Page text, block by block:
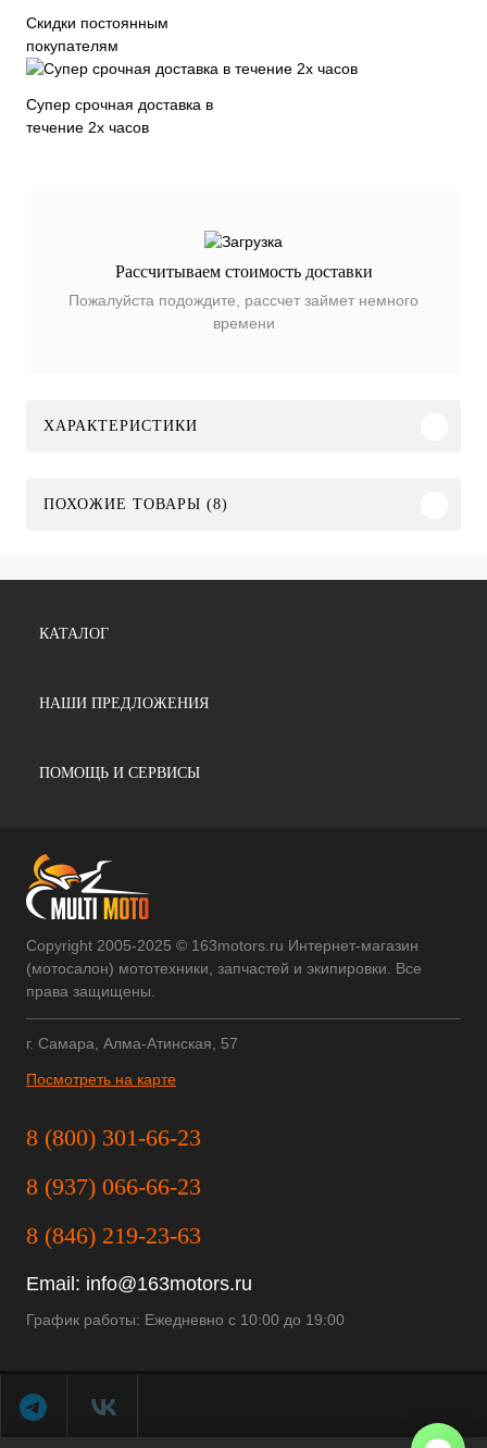
Скидки постоянным
покупателям
Супер срочная доставка в
течение 2х часов
Рассчитываем стоимость доставки
Пожалуйста подождите, рассчет займет немного
времени
ХАРАКТЕРИСТИКИ
ПОХОЖИЕ ТОВАРЫ (8)
КАТАЛОГ
НАШИ ПРЕДЛОЖЕНИЯ
ПОМОЩЬ И СЕРВИСЫ
Copyright 2005-2025 © 163motors.ru Интернет-магазин
(мотосалон) мототехники, запчастей и экипировки. Все
права защищены.
г. Самара, Алма-Атинская, 57
Посмотреть на карте
8 (800) 301-66-23
8 (937) 066-66-23
8 (846) 219-23-63
Email: info@163motors.ru
График работы: Ежедневно с 10:00 до 19:00